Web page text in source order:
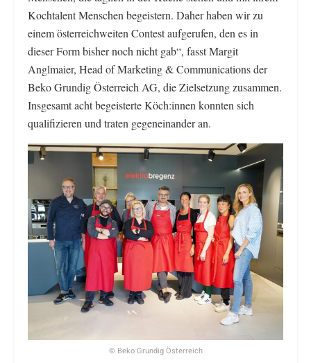
Kochtalent Menschen begeistern. Daher haben wir zu
einem österreichweiten Contest aufgerufen, den es in
dieser Form bisher noch nicht gab“, fasst Margit
Anglmaier, Head of Marketing & Communications der
Beko Grundig Österreich AG, die Zielsetzung zusammen.
Insgesamt acht begeisterte Köch:innen konnten sich
qualifizieren und traten gegeneinander an.
© Beko Grundig Österreich